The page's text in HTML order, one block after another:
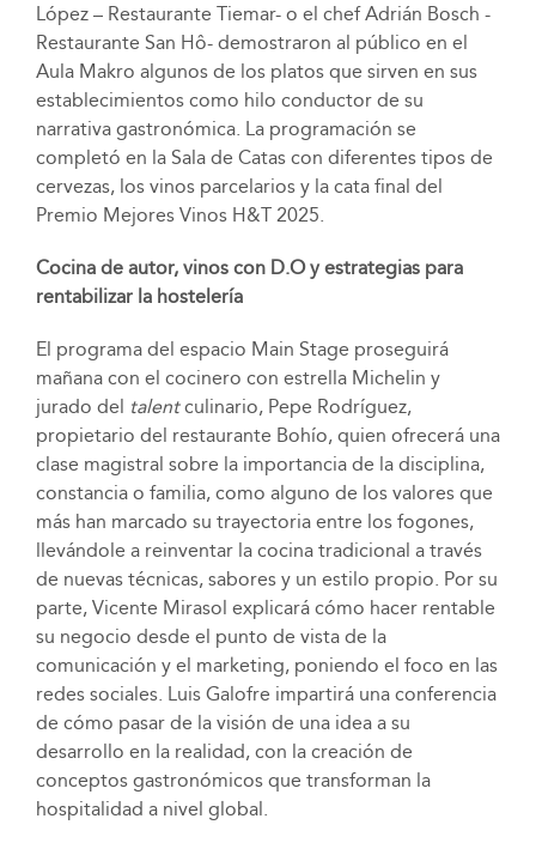
López – Restaurante Tiemar- o el chef Adrián Bosch -
Restaurante San Hô- demostraron al público en el
Aula Makro algunos de los platos que sirven en sus
establecimientos como hilo conductor de su
narrativa gastronómica. La programación se
completó en la Sala de Catas con diferentes tipos de
cervezas, los vinos parcelarios y la cata final del
Premio Mejores Vinos H&T 2025.
Cocina de autor, vinos con D.O y estrategias para
rentabilizar la hostelería
El programa del espacio Main Stage proseguirá
mañana con el cocinero con estrella Michelin y
jurado del talentculinario, Pepe Rodríguez,
propietario del restaurante Bohío, quien ofrecerá una
clase magistral sobre la importancia de la disciplina,
constancia o familia, como alguno de los valores que
más han marcado su trayectoria entre los fogones,
llevándole a reinventar la cocina tradicional a través
de nuevas técnicas, sabores y un estilo propio. Por su
parte, Vicente Mirasol explicará cómo hacer rentable
su negocio desde el punto de vista de la
comunicación y el marketing, poniendo el foco en las
redes sociales. Luis Galofre impartirá una conferencia
de cómo pasar de la visión de una idea a su
desarrollo en la realidad, con la creación de
conceptos gastronómicos que transforman la
hospitalidad a nivel global.